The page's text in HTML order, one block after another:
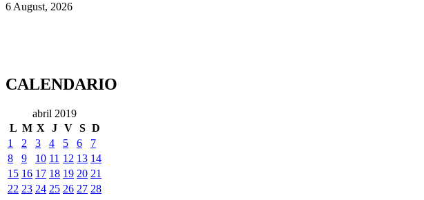
6 August, 2026
CALENDARIO
abril 2019
L M X J V S D
1
2 3 4 5 6
7
8
9 10 11 12 13 14
15 16 17 18 19 20 21
22 23 24 25 26 27 28